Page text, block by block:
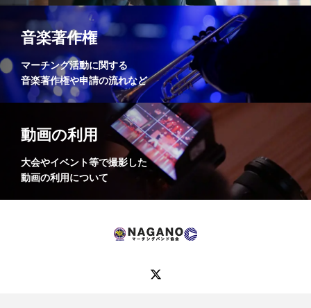
音楽著作権
マーチング活動に関する
音楽著作権や申請の流れなど
動画の利用
大会やイベント等で撮影した
動画の利用について